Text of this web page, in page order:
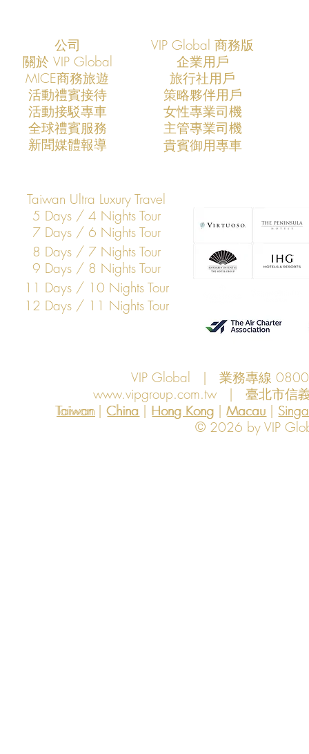
VIP Global成功支援COMPUTEX
2026全球AI產業領袖訪台專案
打造亞洲科技展會商務移動與
VIP Global成
2025全球AI
公司
VIP Global 商務版
關於 VIP Global
企業用戶
​MICE商務旅遊
旅行社用戶
​活動禮賓接待
策略夥伴用戶
活動接駁專車
​全球禮賓服務
​新聞媒體報導
​女性專業司機
​主管專業司機
​貴賓御用專車
Taiwan Ultra Luxury Travel
5 Days / 4 Nights Tour
7 Days / 6 Nights Tour
8 Days / 7 Nights Tour
9 Days / 8 Nights Tour
11 Days / 10 Nights Tour
12 Days / 11 Nights Tour
VIP Global | 業務專線
www.vipgroup.com.tw | 臺北市信
Taiwan | China | Hong Kong | Macau |
Hong Kong
China Macau
Taiwan
© 2026 by VIP